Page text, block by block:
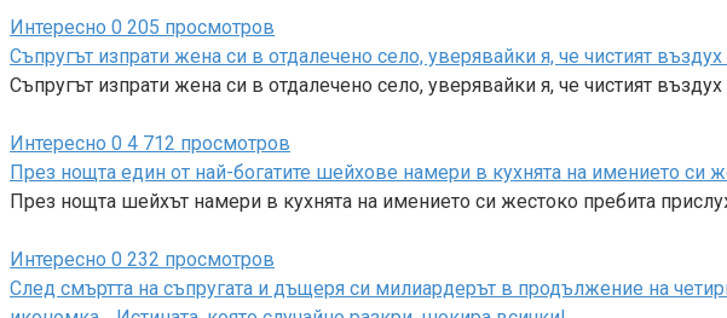
Интересно 0 205 просмотров
Съпругът изпрати жена си в отдалечено село, уверявайки я, че чистият
Съпругът изпрати жена си в отдалечено село, уверявайки я, че чистият
Интересно 0 4 712 просмотров
През нощта един от най-богатите шейхове намери в кухнята на имението си
През нощта шейхът намери в кухнята на имението си жестоко пребита
Интересно 0 232 просмотров
След смъртта на съпругата и дъщеря си милиардерът в продължение на